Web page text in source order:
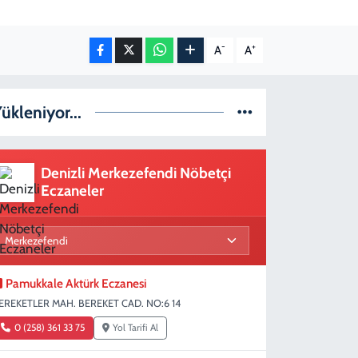
A- A+
Denizli Merkezefendi Nöbetçi
Eczaneler
Pamukkale Aktürk Eczanesi
MAH. BEREKET CAD. NO:6 14
0 (258) 361 33 75 Yol Tarifi Al